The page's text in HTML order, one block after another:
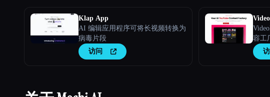
Klap App
AI 编辑应用程序可将长视频转换为
病毒片段
访问
容工
价值
人入